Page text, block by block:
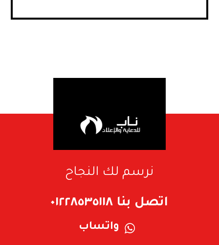
نرسم لك النجاح
اتصل بنا ٠١٢٢٨٥٣٥١١٨
واتساب